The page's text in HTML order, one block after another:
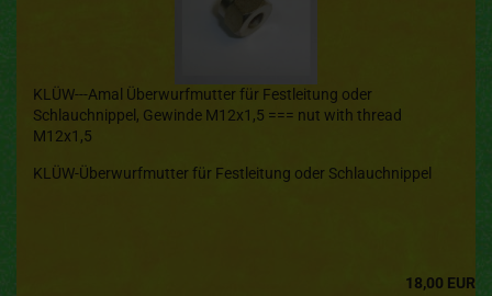
KLÜW---Amal Überwurfmutter für Festleitung oder
Schlauchnippel, Gewinde M12x1,5 === nut with thread
M12x1,5
KLÜW-Überwurfmutter für Festleitung oder Schlauchnippel
18,00 EUR